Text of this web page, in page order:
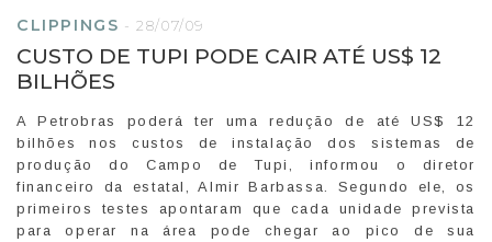
CLIPPINGS - 28/07/09
CUSTO DE TUPI PODE CAIR ATÉ US$ 12
BILHÕES
A Petrobras poderá ter uma redução de até US$ 12
bilhões nos custos de instalação dos sistemas de
produção do Campo de Tupi, informou o diretor
financeiro da estatal, Almir Barbassa. Segundo ele, os
primeiros testes apontaram que cada unidade prevista
para operar na área pode chegar ao pico de sua